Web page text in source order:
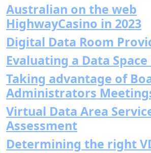
Australian on the web
HighwayCasino in 2023
Digital Data Room
Evaluating a Data
Taking advantage of
Administrators
Virtual Data Area
Assessment
Determining the right